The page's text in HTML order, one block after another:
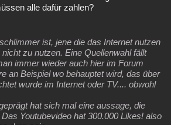
alle dafür zahlen?
ist, jene die das Internet nutzen
zu nutzen. Eine Quellenwahl fällt
immer wieder auch hier im Forum
an Beispiel wo behauptet wird, das über
wurde im Internet oder TV.... obwohl
hat sich mal eine aussage, die
Youtubevideo hat 300.000 Likes! also